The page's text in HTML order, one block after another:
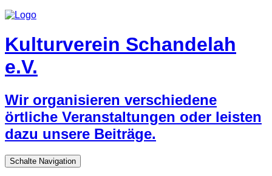
Kulturverein Schandelah
e.V.
Wir organisieren verschiedene
örtliche Veranstaltungen oder leisten
dazu unsere Beiträge.
Schalte Navigation